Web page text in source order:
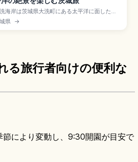
海岸は茨城県大洗町にある太平洋に面した観
ポットで、海中に立つ「神磯の鳥居」と日の
絶景が人気。サーフィンや磯遊び、サメ展示
県 →
る旅行者向けの便利な
節により変動し、9:30開園が目安で